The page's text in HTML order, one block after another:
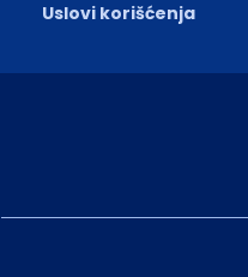
Uslovi korišćenja